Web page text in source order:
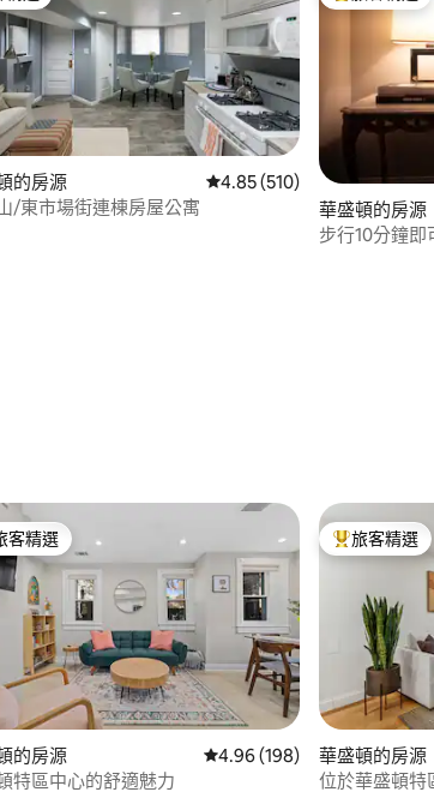
4.88 的平均評分（滿分 5 分）
的房源 從 510 則評價中獲得 4.85
4.85 (510)
/東市場街連棟房屋公寓
華盛頓的房源
步行10分鐘
精選榜首
客精選
的房源 從 198 則評價中獲得 4.96
4.96 (198)
特區中心的舒適魅力
旅客精選榜首
旅客精選
華盛頓的房源
位於華盛頓特